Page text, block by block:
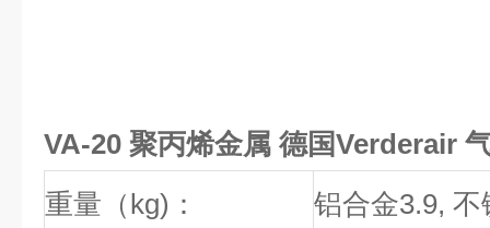
VA-20 聚丙烯金属 德国Verderair
重量（kg)：
铝合金3.9, 不